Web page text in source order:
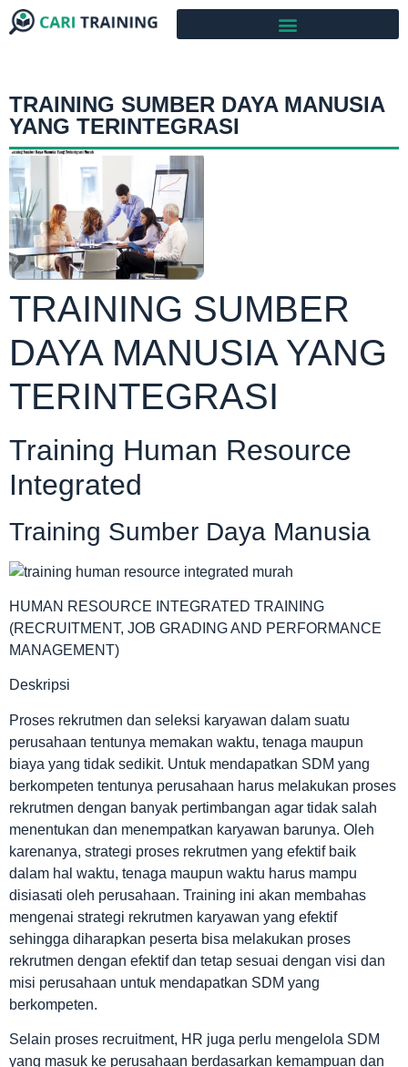
TRAINING SUMBER DAYA MANUSIA
YANG TERINTEGRASI
TRAINING SUMBER
DAYA MANUSIA YANG
TERINTEGRASI
Training Human Resource
Integrated
Training Sumber Daya Manusia
HUMAN RESOURCE INTEGRATED TRAINING
(RECRUITMENT, JOB GRADING AND PERFORMANCE
MANAGEMENT)
Deskripsi
Proses rekrutmen dan seleksi karyawan dalam suatu
perusahaan tentunya memakan waktu, tenaga maupun
biaya yang tidak sedikit. Untuk mendapatkan SDM yang
berkompeten tentunya perusahaan harus melakukan proses
rekrutmen dengan banyak pertimbangan agar tidak salah
menentukan dan menempatkan karyawan barunya. Oleh
karenanya, strategi proses rekrutmen yang efektif baik
dalam hal waktu, tenaga maupun waktu harus mampu
disiasati oleh perusahaan. Training ini akan membahas
mengenai strategi rekrutmen karyawan yang efektif
sehingga diharapkan peserta bisa melakukan proses
rekrutmen dengan efektif dan tetap sesuai dengan visi dan
misi perusahaan untuk mendapatkan SDM yang
berkompeten.
Selain proses recruitment, HR juga perlu mengelola SDM
yang masuk ke perusahaan berdasarkan kemampuan dan